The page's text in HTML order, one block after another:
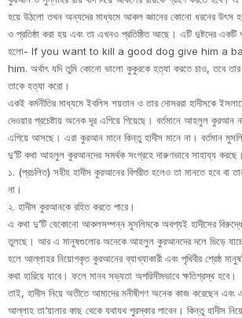
হয়ে উঠলো তখন অন্যদের মাধ্যমে আকল জ্ঞানের কোনো ধরনের উৎস
ও প্রতিষ্ঠা করা হয় এবং তা এখনও প্রতিষ্ঠিত আছে। এটি দুষ্টদের একটি
হলো- If you want to kill a good dog give him a
him. অর্থাৎ যদি তুমি কোনো ভালো কুকুরকে হত্যা করতে চাও, তবে তার
তাকে হত্যা করো।
একই কর্মনীতির মাধ্যমে ইবলিস শয়তান ও তার দোসররা হাদীসকে
দেওয়ার প্রচেষ্টায় অনেক দূর এগিয়ে গিয়েছে। বর্তমানে আহলুল কুরআন
এগিয়ে আসছে। এরা কুরআন মানে কিন্তু হাদীস মানে না। বর্তমান
দু’টি কথা আহলুল কুরআনদের সমর্থক সংগ্রহে দারুণভাবে সাহায্য
১. (প্রচলিত) সহীহ হাদীস কুরআনের বিপরীত হলেও তা মানতে হবে বা
না।
২. হাদীস কুরআনকে রহিত করতে পারে।
এ কথা দু’টি যেকোনো আকলসম্পন্ন মুসলিমকে অবশ্যই হাদীসের
তুলছে। আর এ মানুষগুলোর অনেকে আহলুল কুরআনদের দলে ভিড়ে
হলে আল্লাহর নিয়োগকৃত কুরআনের ব্যাখ্যাকারী এবং পৃথিবীর শ্রেষ্ঠ
কথা হারিয়ে যাবে। ফলে মানব সভ্যতা অপরিসীমভাবে ক্ষতিগ্রস্থ হবে।
তাই, হাদীস নিয়ে অতীতে আমাদের মনীষীগণ অনেক কাজ করেছেন
আল্লাহ তা‘য়ালার কাছ থেকে যথাযথ পুরস্কার পাবেন। কিন্তু হাদীস